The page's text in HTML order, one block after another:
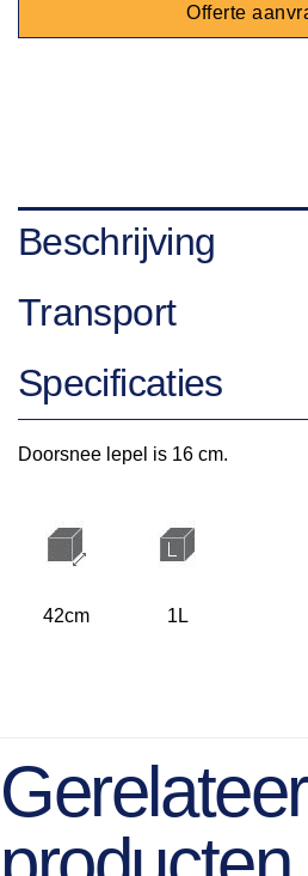
Offerte
Beschrijving
Transport
Specificaties
Doorsnee lepel is 16 cm.
42cm 1L